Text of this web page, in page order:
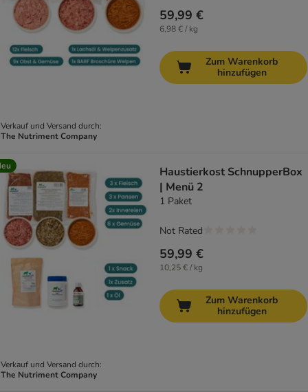
Verkauf und Versand durch:
The Nutriment Company
59,99 €
6,98 € / kg
Zum Warenkorb
hinzufügen
Verkauf und Versand durch:
The Nutriment Company
Haustierkost SchnupperBox
| Menü 2
1 Paket
59,99 €
10,25 € / kg
Not Rated
Zum Warenkorb
hinzufügen